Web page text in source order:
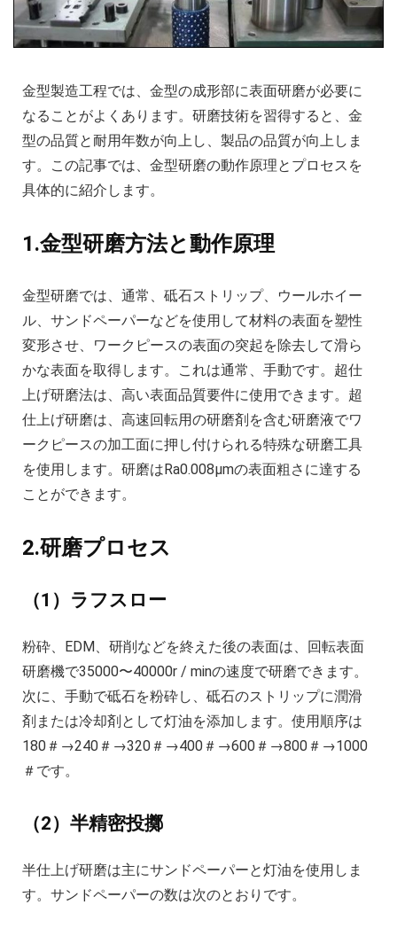
金型製造工程では、金型の成形部に表面研磨が必要に
なることがよくあります。研磨技術を習得すると、金
型の品質と耐用年数が向上し、製品の品質が向上しま
す。この記事では、金型研磨の動作原理とプロセスを
具体的に紹介します。
1.金型研磨方法と動作原理
金型研磨では、通常、砥石ストリップ、ウールホイー
ル、サンドペーパーなどを使用して材料の表面を塑性
変形させ、ワークピースの表面の突起を除去して滑ら
かな表面を取得します。これは通常、手動です。超仕
上げ研磨法は、高い表面品質要件に使用できます。超
仕上げ研磨は、高速回転用の研磨剤を含む研磨液でワ
ークピースの加工面に押し付けられる特殊な研磨工具
を使用します。研磨はRa0.008μmの表面粗さに達する
ことができます。
2.研磨プロセス
（1）ラフスロー
粉砕、EDM、研削などを終えた後の表面は、回転表面
研磨機で35000〜40000r / minの速度で研磨できます。
次に、手動で砥石を粉砕し、砥石のストリップに潤滑
剤または冷却剤として灯油を添加します。使用順序は
180＃→240＃→320＃→400＃→600＃→800＃→1000
＃です。
（2）半精密投擲
半仕上げ研磨は主にサンドペーパーと灯油を使用しま
す。サンドペーパーの数は次のとおりです。